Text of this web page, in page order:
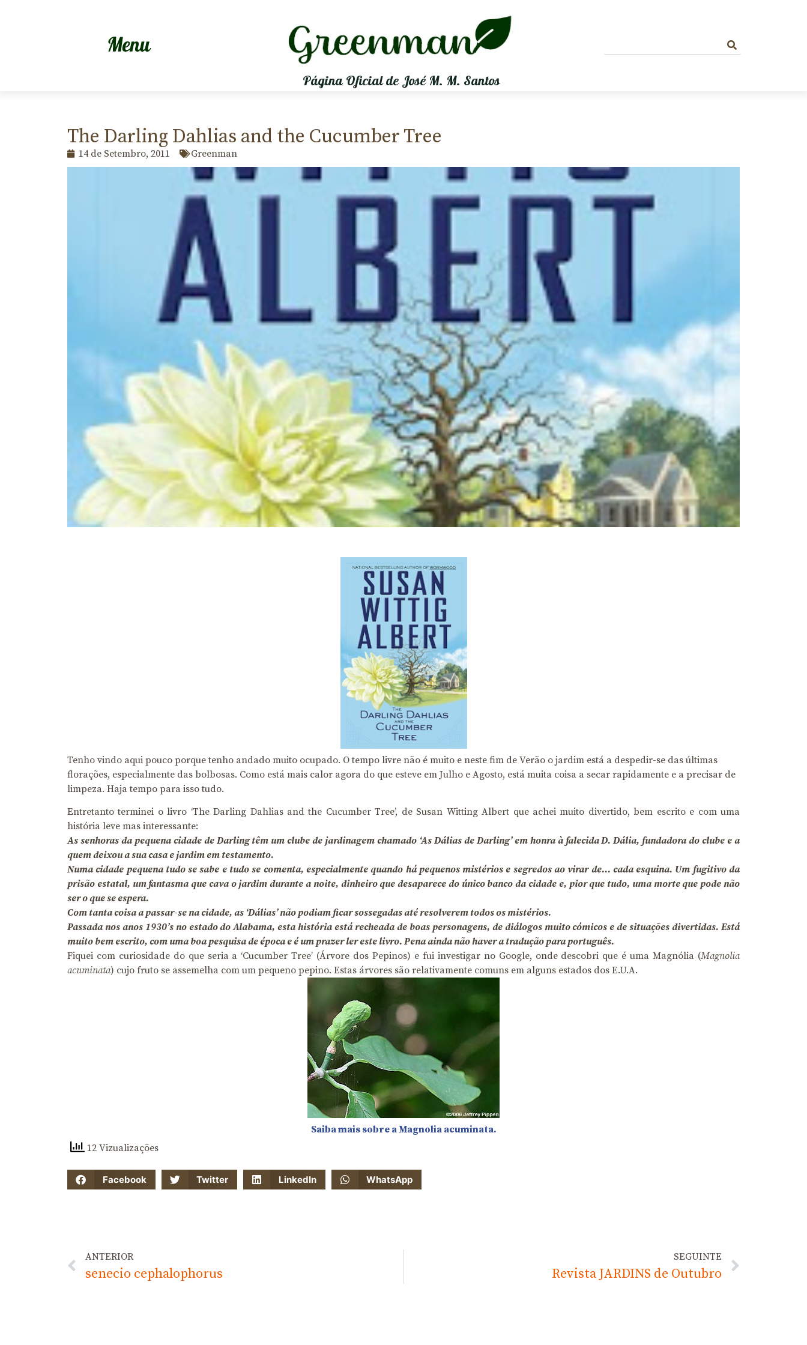
Página Oficial de José M. M. Santos
The Darling Dahlias and the Cucumber Tree
14 de Setembro, 2011 Greenman
Tenho vindo aqui pouco porque tenho andado muito ocupado. O tempo livre não é muito e neste fim de Verão o jardim está a despedir-se das últimas
florações, especialmente das bolbosas. Como está mais calor agora do que esteve em Julho e Agosto, está muita coisa a secar rapidamente e a precisar de
limpeza. Haja tempo para isso tudo.
Entretanto terminei o livro ‘The Darling Dahlias and the Cucumber Tree’, de Susan Witting Albert que achei muito divertido, bem escrito e com uma
história leve mas interessante:
As senhoras da pequena cidade de Darling têm um clube de jardinagem chamado ‘As Dálias de Darling’ em honra à falecida D. Dália, fundadora do clube e a
quem deixou a sua casa e jardim em testamento.
Numa cidade pequena tudo se sabe e tudo se comenta, especialmente quando há pequenos mistérios e segredos ao virar de… cada esquina. Um fugitivo da
prisão estatal, um fantasma que cava o jardim durante a noite, dinheiro que desaparece do único banco da cidade e, pior que tudo, uma morte que pode não
ser o que se espera.
Com tanta coisa a passar-se na cidade, as ‘Dálias’ não podiam ficar sossegadas até resolverem todos os mistérios.
Passada nos anos 1930’s no estado do Alabama, esta história está recheada de boas personagens, de diálogos muito cómicos e de situações divertidas. Está
muito bem escrito, com uma boa pesquisa de época e é um prazer ler este livro. Pena ainda não haver a tradução para português.
Fiquei com curiosidade do que seria a ‘Cucumber Tree’ (Árvore dos Pepinos) e fui investigar no Google, onde descobri que é uma Magnólia (Magnolia
acuminata) cujo fruto se assemelha com um pequeno pepino. Estas árvores são relativamente comuns em alguns estados dos E.U.A.
Saiba mais sobre a Magnolia acuminata.
12 Vizualizações
Facebook Twitter LinkedIn WhatsApp
ANTERIOR
senecio cephalophorus
SEGUINTE
Revista JARDINS de Outubro